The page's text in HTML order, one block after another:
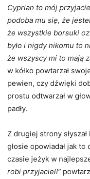
Cyprian to mój
podoba mu się, że
że wszystkie borsuki
było i nigdy nikomu to
że wszyscy mi to mają
w kółko powtarzał
pewien, czy dźwięki
prostu odtwarzał w
padły.
Z drugiej strony
głosie opowiadał jak to
czasie jeżyk w
robi przyjaciel!”